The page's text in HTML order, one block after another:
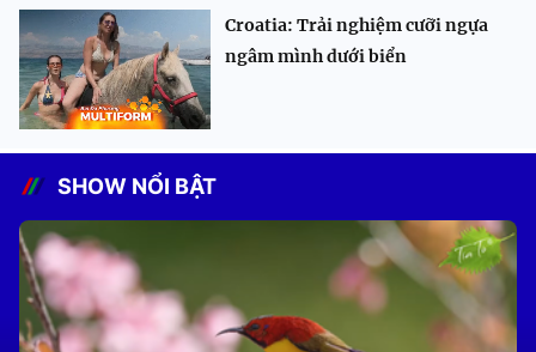
Croatia: Trải nghiệm cưỡi ngựa
ngâm mình dưới biển
SHOW NỔI BẬT